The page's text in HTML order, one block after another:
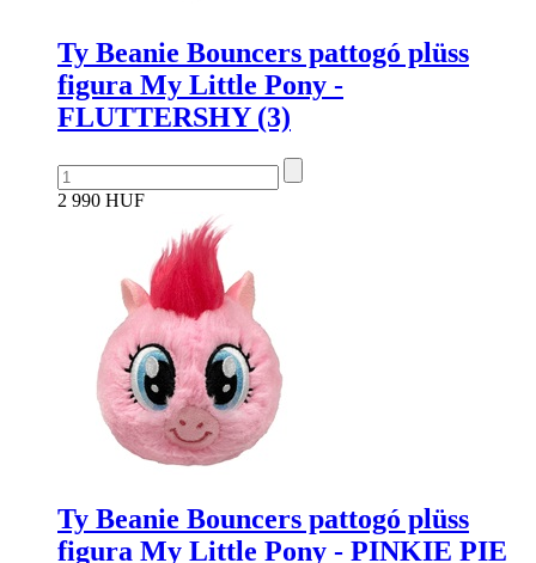
Ty Beanie Bouncers pattogó plüss
figura My Little Pony -
FLUTTERSHY (3)
2 990 HUF
Ty Beanie Bouncers pattogó plüss
figura My Little Pony - PINKIE PIE